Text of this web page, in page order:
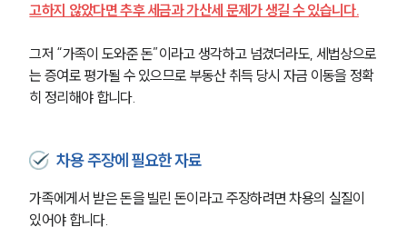
팀소개
대륜의 강점
오시는 길
글로벌 파트너 로펌
고하지 않았다면 추후 세금과 가산세 문제가 생길 수 있습니다.
그저 “가족이 도와준 돈”이라고 생각하고 넘겼더라도, 세법상으로
는 증여로 평가될 수 있으므로 부동산 취득 당시 자금 이동을 정확
히 정리해야 합니다.
차용 주장에 필요한 자료
가족에게서 받은 돈을 빌린 돈이라고 주장하려면 차용의 실질이
있어야 합니다.